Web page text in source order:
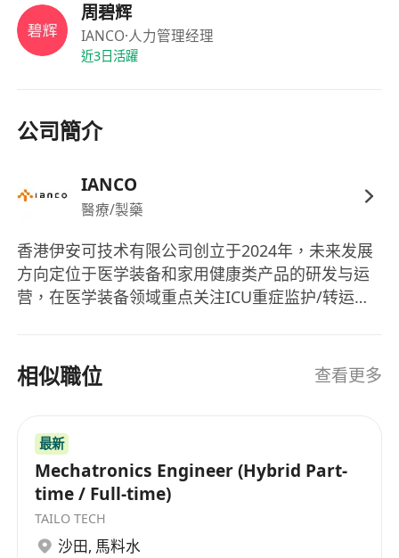
周碧辉
IANCO·人力管理经理
近3日活躍
公司簡介
IANCO
醫療/製藥
香港伊安可技术有限公司创立于2024年，未来发展
方向定位于医学装备和家用健康类产品的研发与运
营，在医学装备领域重点关注ICU重症监护/转运等
任。
相似職位 查看更多
最新
Mechatronics Engineer (Hybrid Part-
time / Full-time)
TAILO TECH
沙田, 馬料水